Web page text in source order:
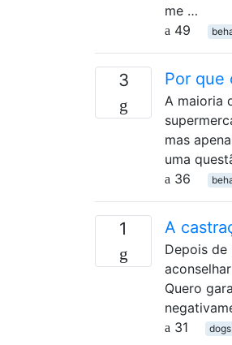
me …
49
3 Por que
A maioria
mas
uma
36
1 A
Depois de
Quero
31
dogs